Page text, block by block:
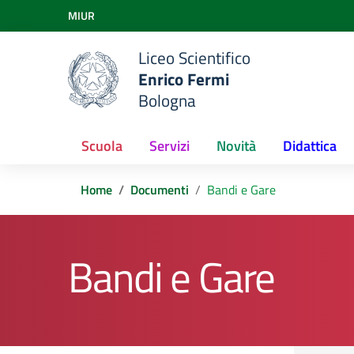
Vai ai contenuti
Vai al menu di navigazione
Vai al footer
MIUR
Liceo Scientifico
Enrico Fermi
Bologna
Scuola Servizi Novità Didattica
Home Documenti Bandi e Gare
Bandi e Gare